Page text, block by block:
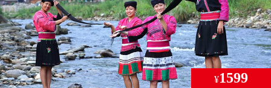
¥1599